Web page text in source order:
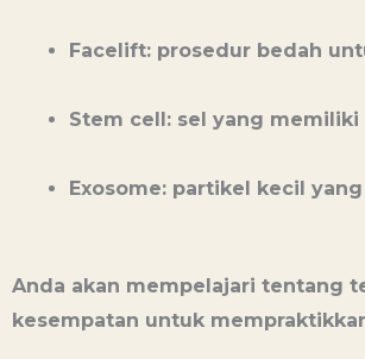
Facelift: prosedur bedah
Stem cell: sel yang
Exosome: partikel kecil
Anda akan mempelajari tentang
kesempatan untuk